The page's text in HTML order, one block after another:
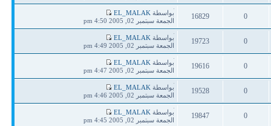
ردود
مشاهدات
0
ردود
16829
مشاهدات
آخر
مشاركة
بواسطة EL_MALAK
الجمعة سبتمبر 02, 2005 4:50 pm
0
ردود
19723
مشاهدات
آخر
مشاركة
بواسطة EL_MALAK
الجمعة سبتمبر 02, 2005 4:49 pm
0
ردود
19616
مشاهدات
آخر
مشاركة
بواسطة EL_MALAK
الجمعة سبتمبر 02, 2005 4:47 pm
0
ردود
19528
مشاهدات
آخر
مشاركة
بواسطة EL_MALAK
الجمعة سبتمبر 02, 2005 4:46 pm
0
19847
آخر
مشاركة
بواسطة EL_MALAK
الجمعة سبتمبر 02, 2005 4:45 pm